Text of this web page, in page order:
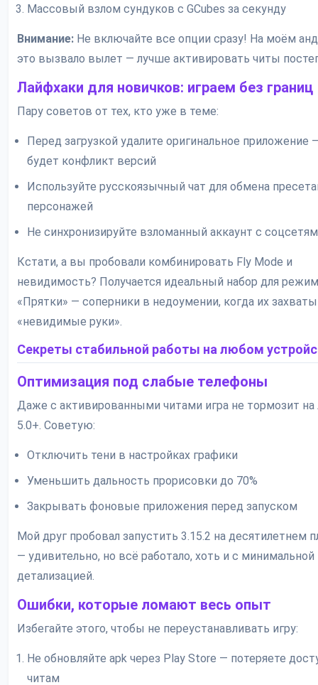
Массовый взлом сундуков с GCubes за секунду
Внимание: Не включайте все опции сразу! На моём
это вызвало вылет — лучше активировать читы
Лайфхаки для новичков: играем без границ
Пару советов от тех, кто уже в теме:
Перед загрузкой удалите оригинальное приложение
будет конфликт версий
Используйте русскоязычный чат для обмена
персонажей
Не синхронизируйте взломанный аккаунт с
Кстати, а вы пробовали комбинировать Fly Mode и
невидимость? Получается идеальный набор для
«Прятки» — соперники в недоумении, когда их
«невидимые руки».
Секреты стабильной работы на любом
Оптимизация под слабые телефоны
Даже с активированными читами игра не тормозит на
5.0+. Советую:
Отключить тени в настройках графики
Уменьшить дальность прорисовки до 70%
Закрывать фоновые приложения перед запуском
Мой друг пробовал запустить 3.15.2 на десятилетнем
— удивительно, но всё работало, хоть и с минимальной
детализацией.
Ошибки, которые ломают весь опыт
Избегайте этого, чтобы не переустанавливать игру:
Не обновляйте apk через Play Store — потеряете
читам